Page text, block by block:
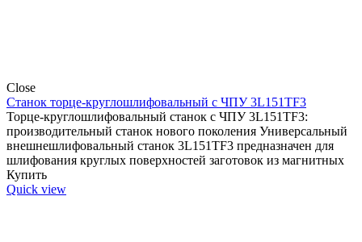
Close
Станок торце-круглошлифовальный с ЧПУ 3L151TF3
Торце-круглошлифовальный станок с ЧПУ 3L151TF3:
производительный станок нового поколения Универсальный
внешнешлифовальный станок 3L151TF3 предназначен для
шлифования круглых поверхностей заготовок из магнитных
Купить
Quick view